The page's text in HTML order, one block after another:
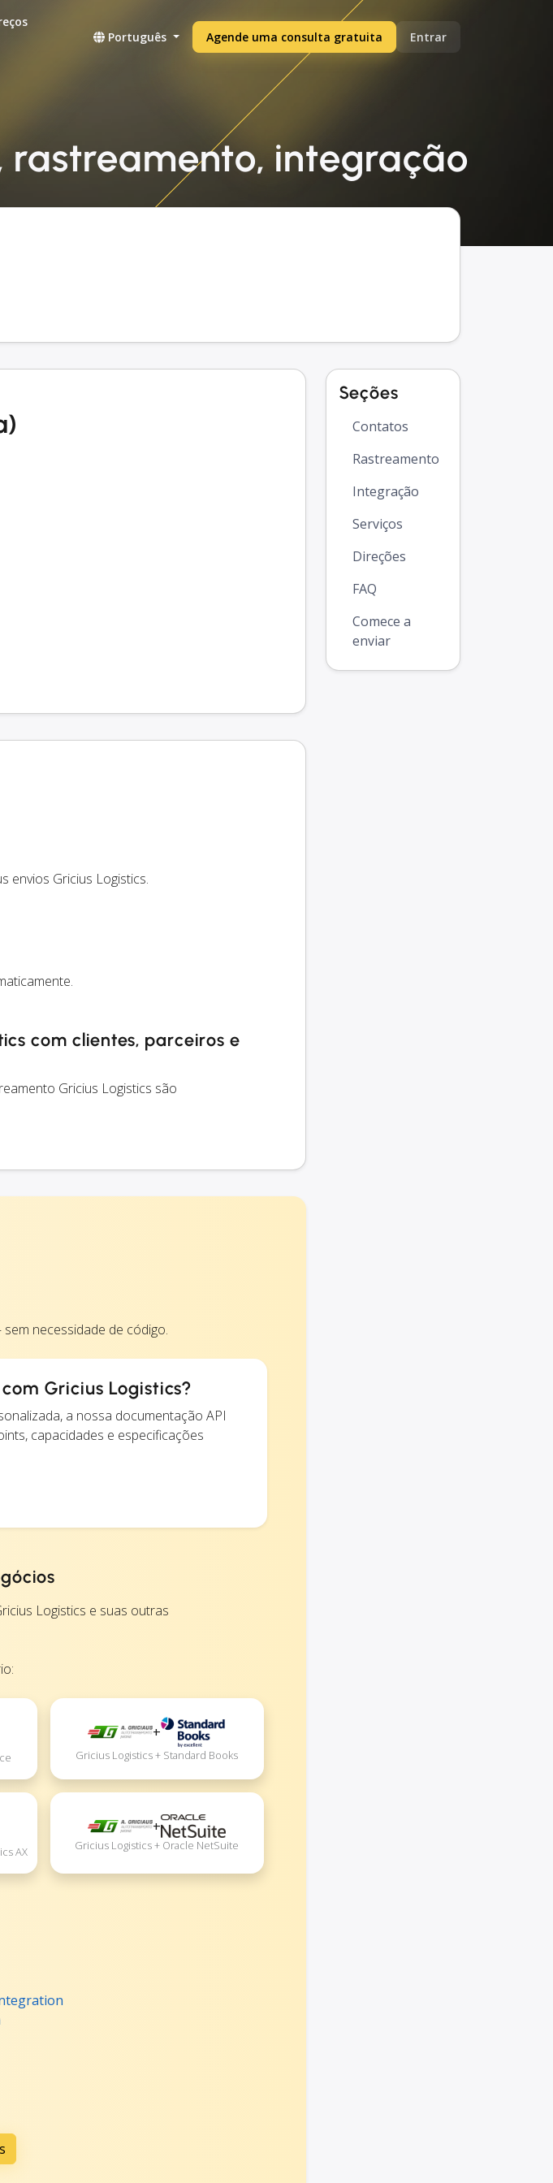
Português Agende uma consulta gratuita Entrar
rastreamento, integração
envios Gricius Logistics.
com clientes, parceiros e
Gricius Logistics são
necessidade de código.
Gricius Logistics?
a nossa documentação API
capacidades e especificações
Logistics e suas outras
+
Gricius Logistics + Standard Books
AX
+
Gricius Logistics + Oracle NetSuite
Seções
Contatos
Rastreamento
Integração
Serviços
Direções
FAQ
Comece a
enviar